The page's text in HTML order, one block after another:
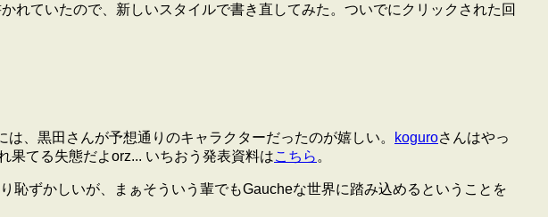
ていたので、新しいスタイルで書き直してみた。ついでにクリックされた回
、黒田さんが予想通りのキャラクターだったのが嬉しい。 koguroさんはやっ
果てる失態だよorz... いちおう発表資料はこちら 。
恥ずかしいが、まぁそういう輩でもGaucheな世界に踏み込めるということを